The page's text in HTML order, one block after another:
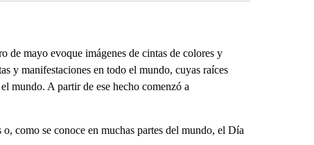
de mayo evoque imágenes de cintas de colores y
y manifestaciones en todo el mundo, cuyas raíces
mundo. A partir de ese hecho comenzó a
como se conoce en muchas partes del mundo, el Día